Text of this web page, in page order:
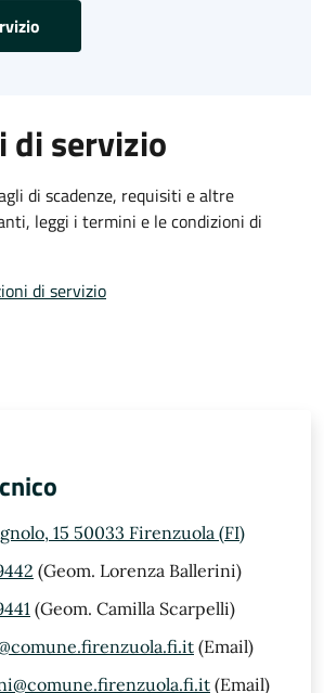
di servizio
di scadenze, requisiti e altre
leggi i termini e le condizioni di
di servizio
15 50033 Firenzuola (FI)
(Geom. Lorenza Ballerini)
(Geom. Camilla Scarpelli)
(Email)
(Email)